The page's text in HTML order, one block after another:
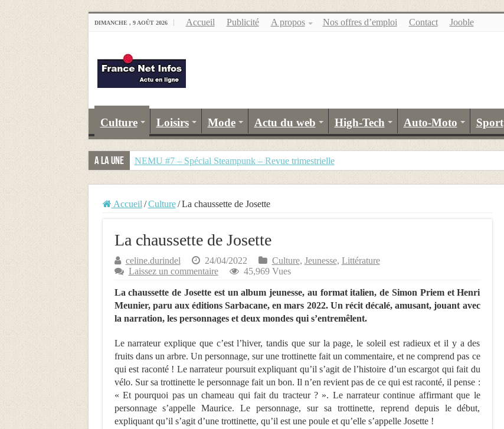
DIMANCHE , 9 AOÛT 2026 Accueil Publicité A propos Nos offres d’emploi Contact Jooble
Culture Loisirs Mode Actu du web High-Tech Auto-Moto Sport
A la Une NEMU #7 – Spécial Steampunk – Revue trimestrielle
Accueil / Culture / La chaussette de Josette
La chaussette de Josette
celine.durindel 24/04/2022 Culture, Jeunesse, Littérature
Laissez un commentaire
45,969 Vues
La chaussette de Josette est un album jeunesse, au format italien, de Simon Priem et Henri
Meunier, paru aux éditions Sarbacane, en mars 2022. Un récit décalé, amusant, jouant avec
la narration, les personnages et deux mondes qui s’entremêlent.
Le narrateur explique que c’est l’hiver, tandis que sur la page, le soleil est radieux et il y a des
fruits dans un arbre. Un personnage, sur une trottinette fait un commentaire, et ne comprend pas ce
qui est raconté ! Le narrateur poursuit expliquant qu’il s’agit de l’histoire d’un escargot qui fait du
vélo. Sur sa trottinette le personnage fait un bon. Il n’en revient pas de ce qui est raconté, il pense :
« Et pourquoi pas un chameau qui fait du tracteur ? ». Le narrateur continue affirmant que le
personnage s’appelle Maurice. Le personnage, sur sa trottinette, reprend depuis le début,
expliquant qu’il s’agit d’une trottinette, qu’il est une poule et qu’elle s’appelle Josette !